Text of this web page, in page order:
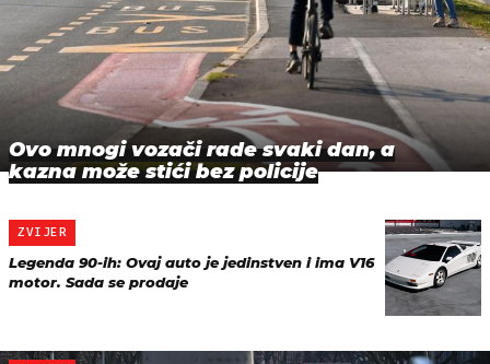
Ovo mnogi vozači rade svaki dan, a
kazna može stići bez policije
ZVIJER
Legenda 90-ih: Ovaj auto je jedinstven i ima V16
motor. Sada se prodaje